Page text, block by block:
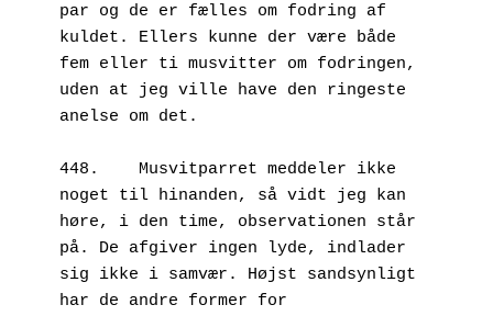
par og de er fælles om fodring af
kuldet. Ellers kunne der være både
fem eller ti musvitter om fodringen,
uden at jeg ville have den ringeste
anelse om det.
448.	Musvitparret meddeler ikke
noget til hinanden, så vidt jeg kan
høre, i den time, observationen står
på. De afgiver ingen lyde, indlader
sig ikke i samvær. Højst sandsynligt
har de andre former for